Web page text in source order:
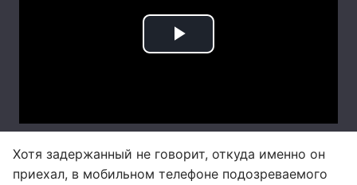
Хотя задержанный не говорит, откуда именно он
приехал, в мобильном телефоне подозреваемого